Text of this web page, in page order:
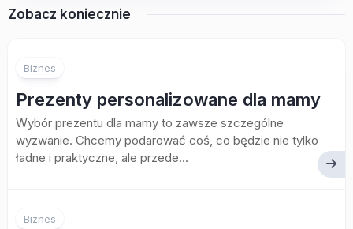
Zobacz koniecznie
Biznes
Prezenty personalizowane dla mamy
Wybór prezentu dla mamy to zawsze szczególne
wyzwanie. Chcemy podarować coś, co będzie nie tylko
ładne i praktyczne, ale przede...
Biznes